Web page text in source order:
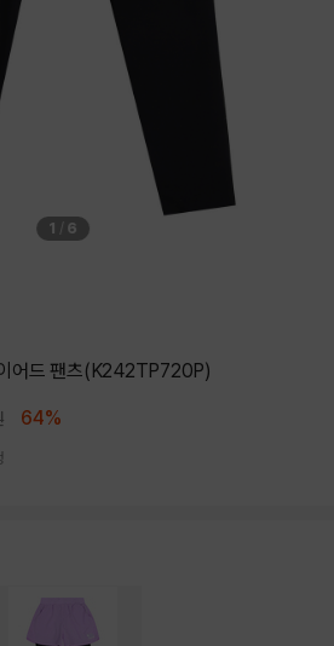
1 / 6
어드 팬츠(K242TP720P)
64%